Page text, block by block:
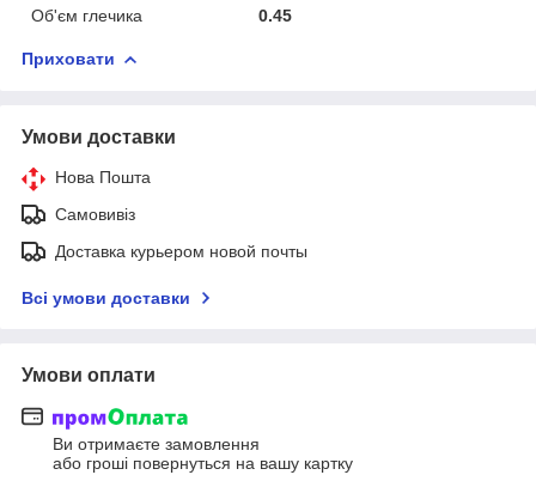
Об'єм глечика
0.45
Приховати
Умови доставки
Нова Пошта
Самовивіз
Доставка курьером новой почты
Всі умови доставки
Умови оплати
Ви отримаєте замовлення
або гроші повернуться на вашу картку